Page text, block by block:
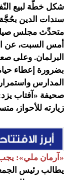
شكل خطَّة لبيع
سندات الدين
متحدِّث مجلس
أمس السبت، عن
البرلمان. وعلى
بضرورة إعطاء
المدارس
صحيفة «آفتاب
زيارته للأحواز،
«آرمان ملي»: يجب
يطالب رئيس